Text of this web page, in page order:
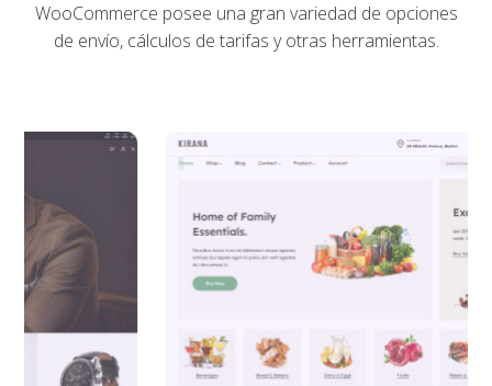
WooCommerce posee una gran variedad de opciones
de envío, cálculos de tarifas y otras herramientas.